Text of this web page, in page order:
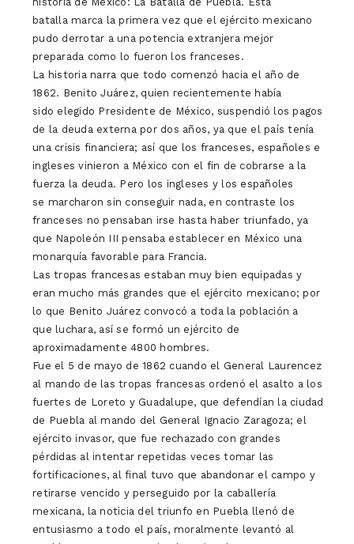
batalla marca la primera vez que el ejército mexicano
pudo derrotar a una potencia extranjera mejor
preparada como lo fueron los franceses.
La historia narra que todo comenzó hacia el año de
1862. Benito Juárez, quien recientemente había
sido elegido Presidente de México, suspendió los pagos
de la deuda externa por dos años, ya que el país tenía
una crisis financiera; así que los franceses, españoles e
ingleses vinieron a México con el fin de cobrarse a la
fuerza la deuda. Pero los ingleses y los españoles
se marcharon sin conseguir nada, en contraste los
franceses no pensaban irse hasta haber triunfado, ya
que Napoleón III pensaba establecer en México una
monarquía favorable para Francia.
Las tropas francesas estaban muy bien equipadas y
eran mucho más grandes que el ejército mexicano; por
lo que Benito Juárez convocó a toda la población a
que luchara, así se formó un ejército de
aproximadamente 4800 hombres.
Fue el 5 de mayo de 1862 cuando el General Laurencez
al mando de las tropas francesas ordenó el asalto a los
fuertes de Loreto y Guadalupe, que defendían la ciudad
de Puebla al mando del General Ignacio Zaragoza; el
ejército invasor, que fue rechazado con grandes
pérdidas al intentar repetidas veces tomar las
fortificaciones, al final tuvo que abandonar el campo y
retirarse vencido y perseguido por la caballería
mexicana, la noticia del triunfo en Puebla llenó de
entusiasmo a todo el país, moralmente levantó al